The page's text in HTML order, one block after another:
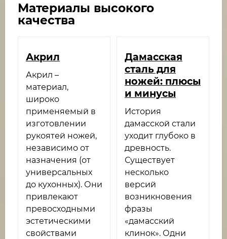
Материалы высокого
качества
Акрил
Акрил –
материал,
широко
применяемый в
изготовлении
рукоятей ножей,
независимо от
назначения (от
универсальных
до кухонных). Они
привлекают
превосходными
эстетическими
свойствами
Дамасская
сталь для
ножей: плюсы
и минусы
История
дамасской стали
уходит глубоко в
древность.
Существует
несколько
версий
возникновения
фразы
«дамасский
клинок». Одни